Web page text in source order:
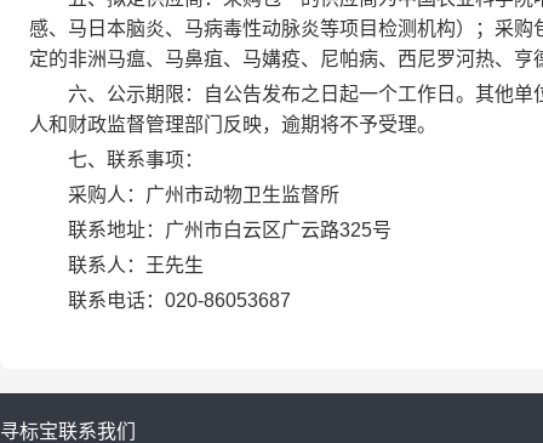
感、马日本脑炎、马病毒性动脉炎等项目检测机构）；采
定的非洲马瘟、马鼻疽、马媾疫、尼帕病、西尼罗河热、亨
六、公示期限：自公告发布之日起一个工作日。其他单
人和财政监督管理部门反映，逾期将不予受理。
七、联系事项：
采购人：广州市动物卫生监督所
联系地址：广州市白云区广云路325号
联系人：王先生
联系电话：020-86053687
寻标宝联系我们